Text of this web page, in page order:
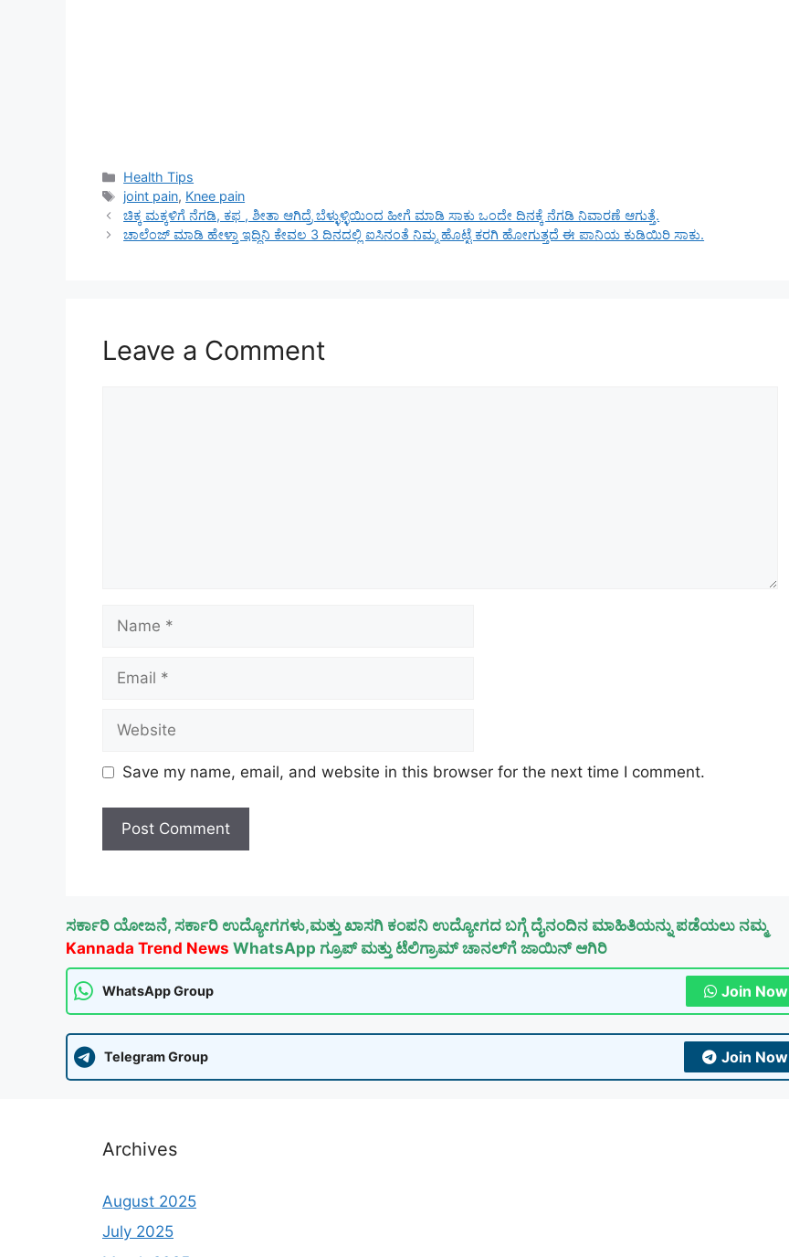
Categories
Health Tips
Tags
joint pain, Knee pain
ಚಿಕ್ಕ ಮಕ್ಕಳಿಗೆ ನೆಗಡಿ, ಕಫ , ಶೀತಾ ಆಗಿದ್ರೆ ಬೆಳ್ಳುಳ್ಳಿಯಿಂದ ಹೀಗೆ ಮಾಡಿ ಸಾಕು ಒಂದೇ ದಿನಕ್ಕೆ ನೆಗಡಿ ನಿವಾರಣೆ ಆಗುತ್ತೆ.
ಚಾಲೆಂಜ್ ಮಾಡಿ ಹೇಳ್ತಾ ಇದ್ದಿನಿ ಕೇವಲ 3 ದಿನದಲ್ಲಿ ಐಸಿನಂತೆ ನಿಮ್ಮ ಹೊಟ್ಟೆ ಕರಗಿ ಹೋಗುತ್ತದೆ ಈ ಪಾನಿಯ ಕುಡಿಯಿರಿ ಸಾಕು.
Leave a Comment
Name
Email
Website
Save my name, email, and website in this browser for the next time I comment.
ಸರ್ಕಾರಿ ಯೋಜನೆ, ಸರ್ಕಾರಿ ಉದ್ಯೋಗಗಳು,ಮತ್ತು ಖಾಸಗಿ ಕಂಪನಿ ಉದ್ಯೋಗದ ಬಗ್ಗೆ ದೈನಂದಿನ ಮಾಹಿತಿಯನ್ನು ಪಡೆಯಲು ನಮ್ಮ
Kannada Trend News WhatsApp ಗ್ರೂಪ್ ಮತ್ತು ಟೆಲಿಗ್ರಾಮ್ ಚಾನಲ್‌ಗೆ ಜಾಯಿನ್ ಆಗಿರಿ
WhatsApp Group Join Now
Telegram Group Join Now
Archives
August 2025
July 2025